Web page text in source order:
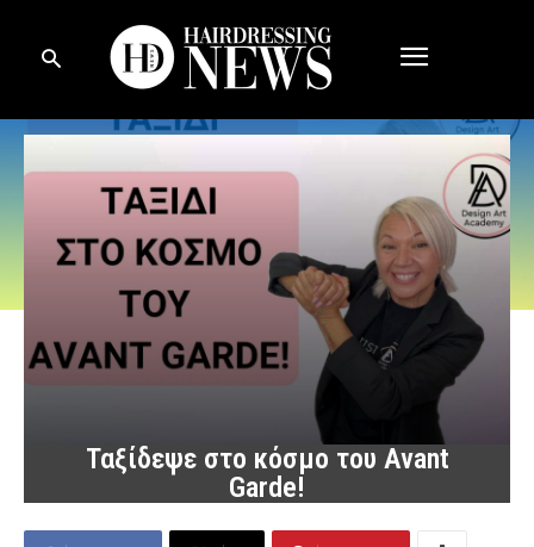
Ταξίδεψε στο κόσμο του Avant
Garde!